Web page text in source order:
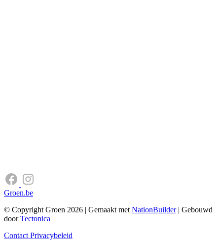
Groen.be
© Copyright Groen 2026 | Gemaakt met NationBuilder| Gebouwd
doorTectonica
Contact Privacybeleid